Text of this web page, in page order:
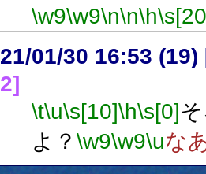
\w9\w9\n\n\h
21/01/30 16:53 (19)
2]
\t\u\s[10]\h\s[0]
よ？ \w9\w9\uな